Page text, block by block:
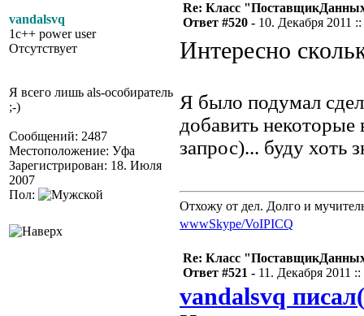
vandalsvq
1c++ power user
Отсутствует
Я всего лишь als-особиратель
;-)
Сообщений: 2487
Местоположение: Уфа
Зарегистрирован: 18. Июля
2007
Пол:
Re: Класс
Ответ #520 - 10. Декабря 2011
Интересно
Я было подумал
добавить некоторые
запрос)... буду хоть
Отхожу от дел. Долго и
wwwSkype/VoIPICQ
Re: Класс
Ответ #521 - 11. Декабря 2011
vandalsvq